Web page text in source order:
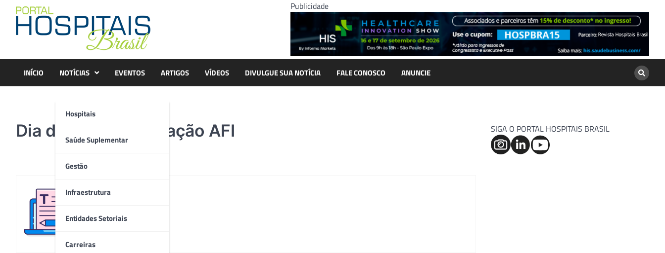
content
Publicidade
INÍCIO NOTÍCIAS
Hospitais
Saúde Suplementar
Gestão
Infraestrutura
Entidades Setoriais
Carreiras
EVENTOS ARTIGOS VÍDEOS DIVULGUE SUA NOTÍCIA FALE CONOSCO ANUNCIE
Dia da Conscientização AFI SIGA O PORTAL HOSPITAIS BRASIL